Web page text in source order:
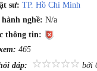
sư: TP. Hồ Chí Minh
nghề: N/a
thông tin:
465
đáp:
bởi